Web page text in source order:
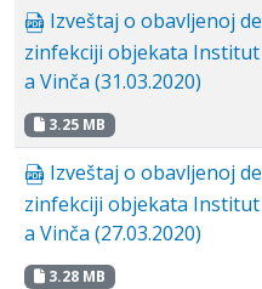
Izveštaj o obavljenoj de
zinfekciji objekata Institut
a Vinča (31.03.2020)
3.25 MB
Izveštaj o obavljenoj de
zinfekciji objekata Institut
a Vinča (27.03.2020)
3.28 MB